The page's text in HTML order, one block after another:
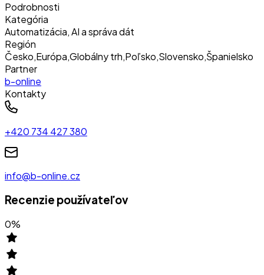
Podrobnosti
Kategória
Automatizácia, AI a správa dát
Región
Česko,Európa,Globálny trh,Poľsko,Slovensko,Španielsko
Partner
b-online
Kontakty
+420 734 427 380
info@b-online.cz
Recenzie používateľov
0%